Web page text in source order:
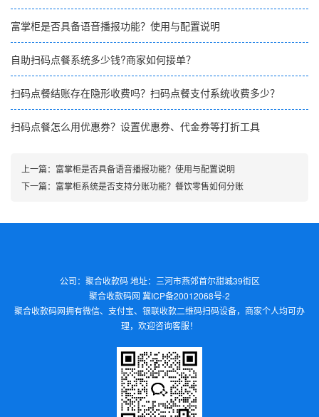
富掌柜是否具备语音播报功能？使用与配置说明
自助扫码点餐系统多少钱?商家如何接单？
扫码点餐结账存在隐形收费吗？扫码点餐支付系统收费多少？
扫码点餐怎么用优惠券？设置优惠券、代金券等打折工具
上一篇： 富掌柜是否具备语音播报功能？使用与配置说明
下一篇： 富掌柜系统是否支持分账功能？餐饮零售如何分账
公司：聚合收款码 地址：三河市燕郊首尔甜城39街区
聚合收款码网 冀ICP备20012068号-2
聚合收款码网拥有微信、支付宝、银联收款二维码扫码设备，商家个人均可办
理，欢迎咨询客服！